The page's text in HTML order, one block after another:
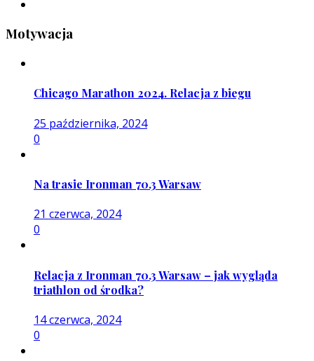
Motywacja
Chicago Marathon 2024. Relacja z biegu
25 października, 2024
0
Na trasie Ironman 70.3 Warsaw
21 czerwca, 2024
0
Relacja z Ironman 70.3 Warsaw – jak wygląda
triathlon od środka?
14 czerwca, 2024
0